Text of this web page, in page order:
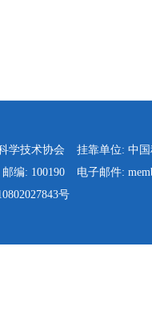
学技术协会
挂靠单位: 中
邮编: 100190
电子邮件:
号